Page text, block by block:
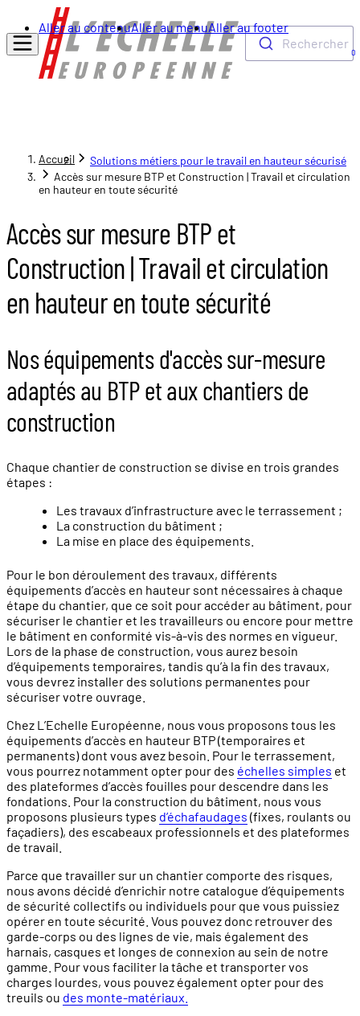
Aller au contenuAller au menuAller au footer
Rechercher
0
Accueil
Solutions métiers pour le travail en hauteur sécurisé
Accès sur mesure BTP et Construction | Travail et circulation
en hauteur en toute sécurité
Accès sur mesure BTP et
Construction | Travail et circulation
en hauteur en toute sécurité
Nos équipements d'accès sur-mesure
adaptés au BTP et aux chantiers de
construction
Chaque chantier de construction se divise en trois grandes
étapes :
Les travaux d’infrastructure avec le terrassement ;
La construction du bâtiment ;
La mise en place des équipements.
Pour le bon déroulement des travaux, différents
équipements d’accès en hauteur sont nécessaires à chaque
étape du chantier, que ce soit pour accéder au bâtiment, pour
sécuriser le chantier et les travailleurs ou encore pour mettre
le bâtiment en conformité vis-à-vis des normes en vigueur.
Lors de la phase de construction, vous aurez besoin
d’équipements temporaires, tandis qu’à la fin des travaux,
vous devrez installer des solutions permanentes pour
sécuriser votre ouvrage.
Chez L’Echelle Européenne, nous vous proposons tous les
équipements d’accès en hauteur BTP (temporaires et
permanents) dont vous avez besoin. Pour le terrassement,
vous pourrez notamment opter pour des échelles simples et
des plateformes d’accès fouilles pour descendre dans les
fondations. Pour la construction du bâtiment, nous vous
proposons plusieurs types d’échafaudages (fixes, roulants ou
façadiers), des escabeaux professionnels et des plateformes
de travail.
Parce que travailler sur un chantier comporte des risques,
nous avons décidé d’enrichir notre catalogue d’équipements
de sécurité collectifs ou individuels pour que vous puissiez
opérer en toute sécurité. Vous pouvez donc retrouver des
garde-corps ou des lignes de vie, mais également des
harnais, casques et longes de connexion au sein de notre
gamme. Pour vous faciliter la tâche et transporter vos
charges lourdes, vous pouvez également opter pour des
treuils ou des monte-matériaux.